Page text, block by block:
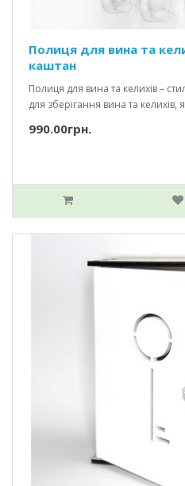
Полиця для вина та
каштан
Полиця для вина та келихів –
для зберігання вина та келихів,
990.00грн.